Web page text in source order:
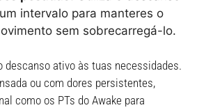
intervalo para manteres o
sem sobrecarregá-lo.
descanso ativo às tuas necessidades.
ou com dores persistentes,
como os PTs do Awake para